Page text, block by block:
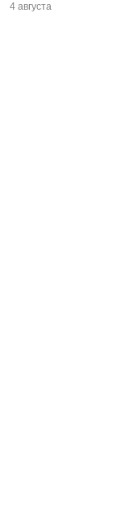
4 августа